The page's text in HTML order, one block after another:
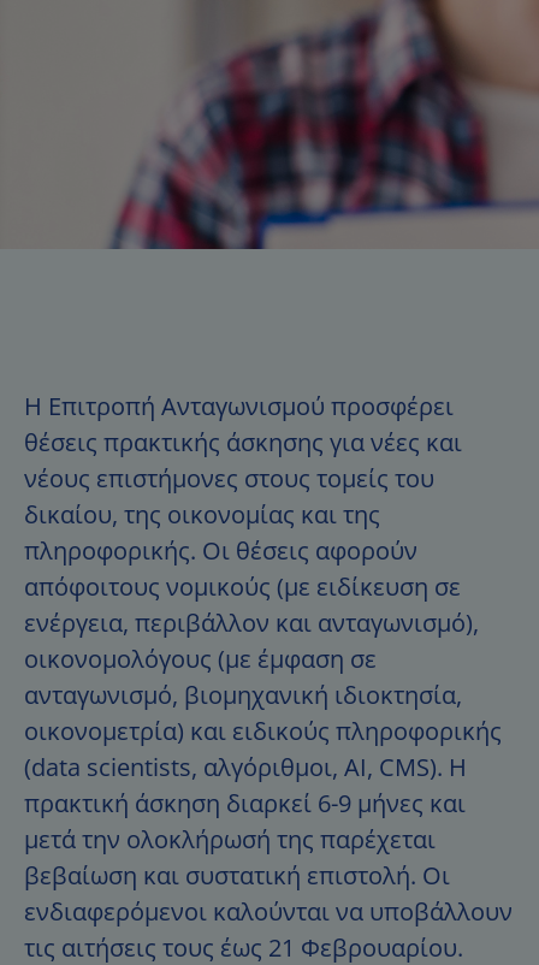
Η Επιτροπή Ανταγωνισμού προσφέρει
θέσεις πρακτικής άσκησης για νέες και
νέους επιστήμονες στους τομείς του
δικαίου, της οικονομίας και της
πληροφορικής. Οι θέσεις αφορούν
απόφοιτους νομικούς (με ειδίκευση σε
ενέργεια, περιβάλλον και ανταγωνισμό),
οικονομολόγους (με έμφαση σε
ανταγωνισμό, βιομηχανική ιδιοκτησία,
οικονομετρία) και ειδικούς πληροφορικής
(data scientists, αλγόριθμοι, AI, CMS). Η
πρακτική άσκηση διαρκεί 6-9 μήνες και
μετά την ολοκλήρωσή της παρέχεται
βεβαίωση και συστατική επιστολή. Οι
ενδιαφερόμενοι καλούνται να υποβάλλουν
τις αιτήσεις τους έως 21 Φεβρουαρίου.